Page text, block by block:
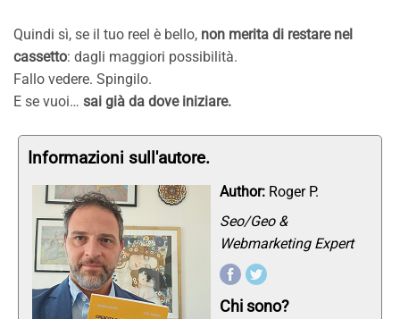
Quindi sì, se il tuo reel è bello, non merita di restare nel
cassetto: dagli maggiori possibilità.
Fallo vedere. Spingilo.
E se vuoi… sai già da dove iniziare.
Informazioni sull'autore.
Author: Roger P.
Seo/Geo &
Webmarketing Expert
Chi sono?